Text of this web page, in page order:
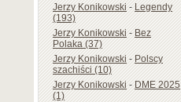
Jerzy Konikowski-Legendy
(193)
Jerzy Konikowski-Bez
Polaka (37)
Jerzy Konikowski-Polscy
szachiści (10)
Jerzy Konikowski-DME 2025
(1)